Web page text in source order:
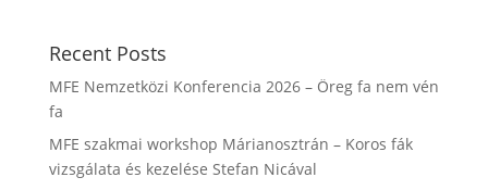
Recent Posts
MFE Nemzetközi Konferencia 2026 – Öreg fa nem vén
fa
MFE szakmai workshop Márianosztrán – Koros fák
vizsgálata és kezelése Stefan Nicával